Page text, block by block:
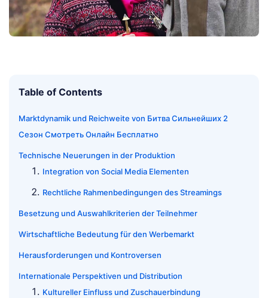
Table of Contents
Marktdynamik und Reichweite von Битва Сильнейших 2
Сезон Смотреть Онлайн Бесплатно
Technische Neuerungen in der Produktion
Integration von Social Media Elementen
Rechtliche Rahmenbedingungen des Streamings
Besetzung und Auswahlkriterien der Teilnehmer
Wirtschaftliche Bedeutung für den Werbemarkt
Herausforderungen und Kontroversen
Internationale Perspektiven und Distribution
Kultureller Einfluss und Zuschauerbindung